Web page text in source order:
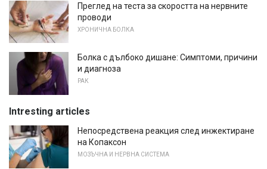
Преглед на теста за скоростта на нервните
проводи
ХРОНИЧНА БОЛКА
Болка с дълбоко дишане: Симптоми, причини
и диагноза
РАК
Intresting articles
Непосредствена реакция след инжектиране
на Копаксон
МОЗЪЧНА И НЕРВНА СИСТЕМА